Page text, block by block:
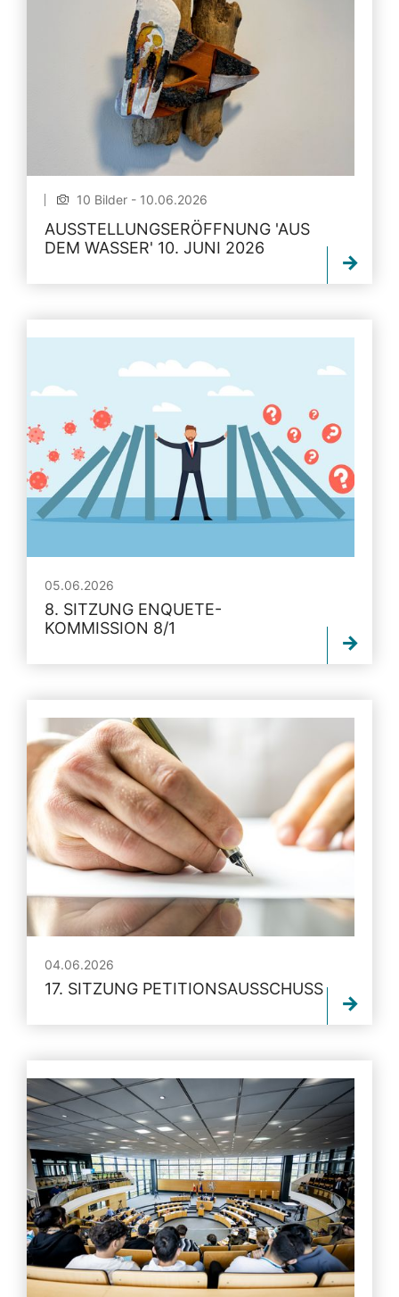
10 Bilder - 10.06.2026
AUSSTELLUNGSERÖFFNUNG 'AUS
DEM WASSER' 10. JUNI 2026
05.06.2026
8. SITZUNG ENQUETE-
KOMMISSION 8/1
04.06.2026
17. SITZUNG PETITIONSAUSSCHUSS